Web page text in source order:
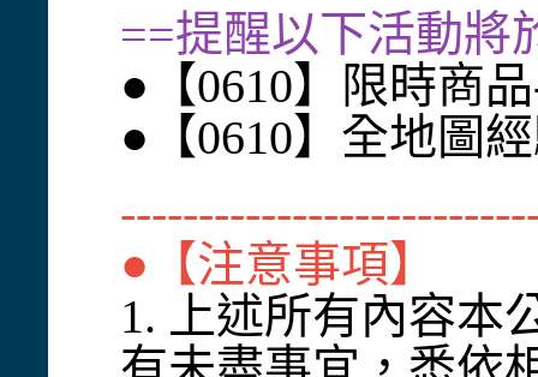
==提醒以下活動將
●【0610】限時商
●【0610】全地圖
●【注意事項】
1. 上述所有內容本